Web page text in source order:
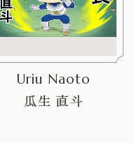
Uriu Naoto
瓜生 直斗